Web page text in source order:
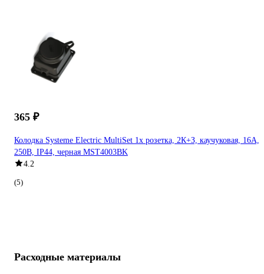
365 ₽
Колодка Systeme Electric MultiSet 1х розетка, 2К+З, каучуковая, 16А,
250В, IP44, черная MST4003BK
4.2
(5)
Расходные материалы